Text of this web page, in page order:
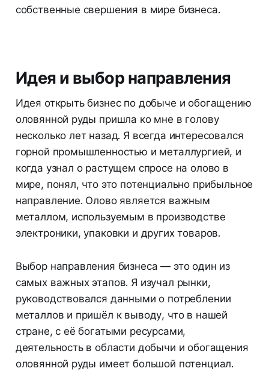
собственные свершения в мире бизнеса.
Идея и выбор направления
Идея открыть бизнес по добыче и обогащению
оловянной руды пришла ко мне в голову
несколько лет назад. Я всегда интересовался
горной промышленностью и металлургией, и
когда узнал о растущем спросе на олово в
мире, понял, что это потенциально прибыльное
направление. Олово является важным
металлом, используемым в производстве
электроники, упаковки и других товаров.
Выбор направления бизнеса — это один из
самых важных этапов. Я изучал рынки,
руководствовался данными о потреблении
металлов и пришёл к выводу, что в нашей
стране, с её богатыми ресурсами,
деятельность в области добычи и обогащения
оловянной руды имеет большой потенциал.